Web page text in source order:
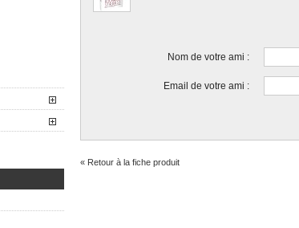
Nom de votre ami :
Email de votre ami :
« Retour à la fiche produit